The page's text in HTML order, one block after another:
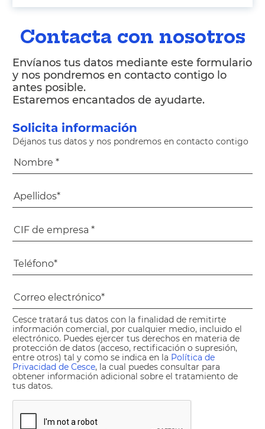
Contacta con nosotros
Envíanos tus datos mediante este formulario
y nos pondremos en contacto contigo lo
antes posible.
Estaremos encantados de ayudarte.
Solicita información
Déjanos tus datos y nos pondremos en contacto contigo
Cesce tratará tus datos con la finalidad de remitirte
información comercial, por cualquier medio, incluido el
electrónico. Puedes ejercer tus derechos en materia de
protección de datos (acceso, rectificación o supresión,
entre otros) tal y como se indica en la Política de
Privacidad de Cesce, la cual puedes consultar para
obtener información adicional sobre el tratamiento de
tus datos.